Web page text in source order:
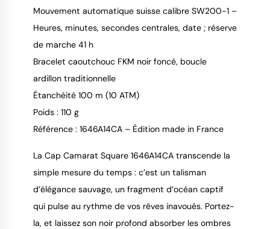
Mouvement automatique suisse calibre SW200-1 –
Heures, minutes, secondes centrales, date ; réserve
de marche 41 h
Bracelet caoutchouc FKM noir foncé, boucle
ardillon traditionnelle
Étanchéité 100 m (10 ATM)
Poids : 110 g
Référence : 1646A14CA – Édition made in France
La Cap Camarat Square 1646A14CA transcende la
simple mesure du temps : c’est un talisman
d’élégance sauvage, un fragment d’océan captif
qui pulse au rythme de vos rêves inavoués. Portez-
la, et laissez son noir profond absorber les ombres